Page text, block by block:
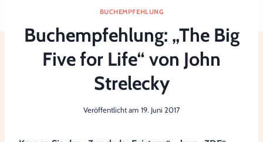
BUCHEMPFEHLUNG
Buchempfehlung: „The Big
Five for Life“ von John
Strelecky
Veröffentlicht am 19. Juni 2017